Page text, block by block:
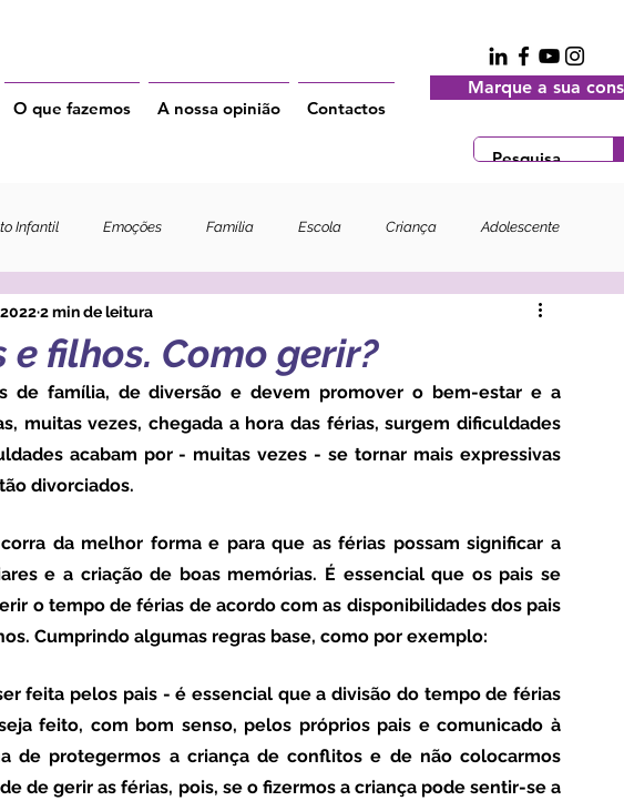
O que fazemos A nossa opinião Contactos
Marque a sua
Infantil Emoções Família Escola Criança Adolescente
filhos. Como gerir?
2 min de leitura
muitas vezes, chegada a hora das férias, surgem dificuldades
acabam por - muitas vezes - se tornar mais expressivas
divorciados.
e a criação de boas memórias. É essencial que os pais se
o tempo de férias de acordo com as disponibilidades dos pais
Cumprindo algumas regras base, como por exemplo:
feita pelos pais - é essencial que a divisão do tempo de férias
feito, com bom senso, pelos próprios pais e comunicado à
de protegermos a criança de conflitos e de não colocarmos
de gerir as férias, pois, se o fizermos a criança pode sentir-se a